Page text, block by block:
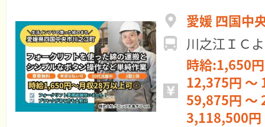
愛媛 四国中
川之江ＩＣ
時給:1,650
12,375円 ～
59,875円 ～
3,118,500